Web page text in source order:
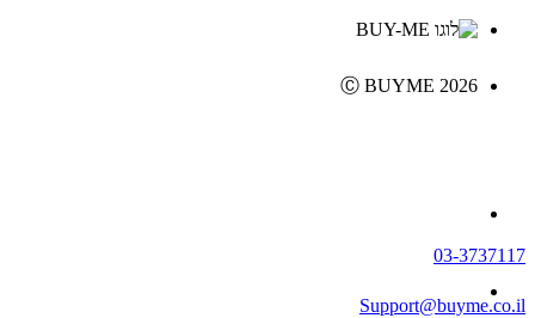
Ⓒ BUYME 2026
03-3737117
Support@buyme.co.il